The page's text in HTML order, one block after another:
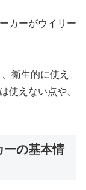
カーがウイリー
衛生的に使え
使えない点や、
ーの基本情